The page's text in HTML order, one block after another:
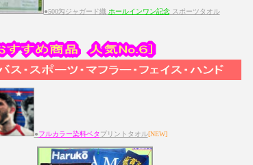
●500匁ジャガード織 ホールインワン記念スポーツタオル
●フルカラー染料ベタプリントタオル[NEW]